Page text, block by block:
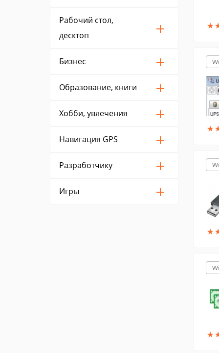
Рабочий стол,
десктоп
Бизнес
Образование, книги
Хобби, увлечения
Навигация GPS
Разработчику
Игры
★
★
★
★
★
★
★
★